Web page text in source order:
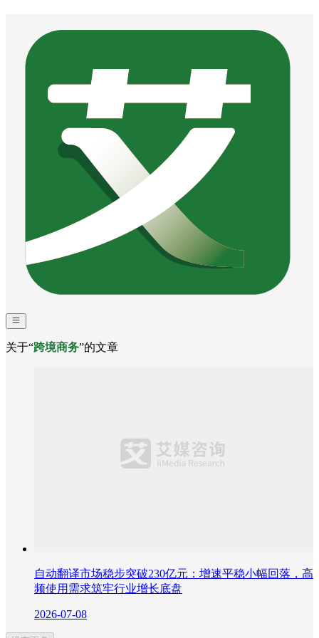
关于“跨境商务”的文章
自动翻译市场稳步突破230亿元：增速平稳小幅回落，高
频使用需求筑牢行业增长底盘
2026-07-08